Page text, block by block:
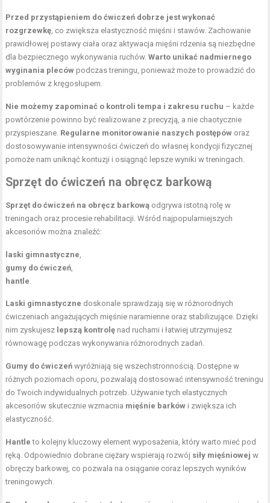
Przed przystąpieniem do ćwiczeń dobrze jest wykonać
rozgrzewkę, co zwiększa elastyczność mięśni i stawów. Zachowanie
prawidłowej postawy ciała oraz aktywacja mięśni rdzenia są niezbędne
dla bezpiecznego wykonywania ruchów.Warto unikać nadmiernego
wyginania pleców podczas treningu, ponieważ może to prowadzić do
problemów z kręgosłupem.
Nie możemy zapominać o kontroli tempa i zakresu ruchu – każde
powtórzenie powinno być realizowane z precyzją, a nie chaotycznie
przyspieszane. Regularne monitorowanie naszych postępów oraz
dostosowywanie intensywności ćwiczeń do własnej kondycji fizycznej
pomoże nam uniknąć kontuzji i osiągnąć lepsze wyniki w treningach.
Sprzęt do ćwiczeń na obręcz barkową
Sprzęt do ćwiczeń na obręcz barkową odgrywa istotną rolę w
treningach oraz procesie rehabilitacji. Wśród najpopularniejszych
akcesoriów można znaleźć:
laski gimnastyczne,
gumy do ćwiczeń,
hantle.
Laski gimnastyczne doskonale sprawdzają się w różnorodnych
ćwiczeniach angażujących mięśnie naramienne oraz stabilizujące. Dzięki
nim zyskujesz lepszą kontrolę nad ruchami i łatwiej utrzymujesz
równowagę podczas wykonywania różnorodnych zadań.
Gumy do ćwiczeń wyróżniają się wszechstronnością. Dostępne w
różnych poziomach oporu, pozwalają dostosować intensywność treningu
do Twoich indywidualnych potrzeb. Używanie tych elastycznych
akcesoriów skutecznie wzmacnia mięśnie barków i zwiększa ich
elastyczność.
Hantle to kolejny kluczowy element wyposażenia, który warto mieć pod
ręką. Odpowiednio dobrane ciężary wspierają rozwój siły mięśniowej w
obręczy barkowej, co pozwala na osiąganie coraz lepszych wyników
treningowych.